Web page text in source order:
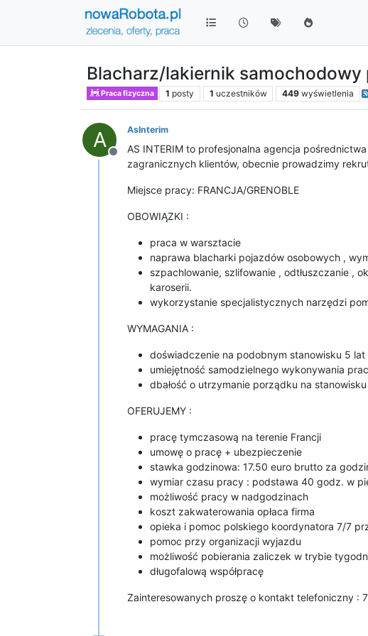
Blacharz/lakiernik samochodowy
Praca fizyczna 1 posty 1 uczestników 449 wyświetlenia
A
Niedostępny
AsInterim
AS INTERIM to profesjonalna agencja
zagranicznych klientów, obecnie prowadzimy
Miejsce pracy: FRANCJA/GRENOBLE
OBOWIĄZKI :
praca w warsztacie
naprawa blacharki pojazdów osobowych ,
szpachlowanie, szlifowanie , odtłuszczanie ,
karoserii.
wykorzystanie specjalistycznych narzędzi
WYMAGANIA :
doświadczenie na podobnym stanowisku 5 lat
umiejętność samodzielnego wykonywania
dbałość o utrzymanie porządku na
OFERUJEMY :
pracę tymczasową na terenie Francji
umowę o pracę + ubezpieczenie
stawka godzinowa: 17.50 euro brutto za
wymiar czasu pracy : podstawa 40 godz. w
możliwość pracy w nadgodzinach
koszt zakwaterowania opłaca firma
opieka i pomoc polskiego koordynatora 7/7
pomoc przy organizacji wyjazdu
możliwość pobierania zaliczek w trybie
długofalową współpracę
Zainteresowanych proszę o kontakt telefoniczny :